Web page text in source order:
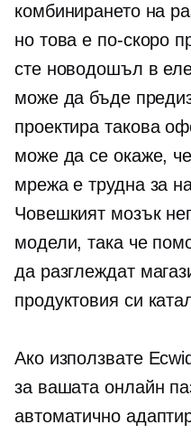
комбинирането на
но това е по-скоро
сте новодошъл в
може да бъде
проектира такова
може да се окаже,
мрежа е трудна за
Човешкият мозък
модели, така че
да разглеждат
продуктовия си
Ако използвате Ecwid
за вашата онлайн
автоматично